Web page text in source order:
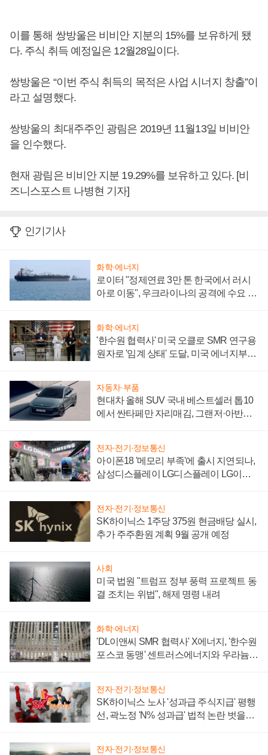
이를 통해 쌍방울은 비비안 지분의 15%를 보유하게 됐
다. 주식 취득 예정일은 12월28일이다.
쌍방울은 “이번 주식 취득의 목적은 사업 시너지 창출”이
라고 설명했다.
쌍방울의 최대주주인 광림은 2019년 11월13일 비비안
을 인수했다.
현재 광림은 비비안 지분 19.29%를 보유하고 있다. [비
즈니스포스트 나병현 기자]
인기기사
화학·에너지
로이터 "정제연료 3만 톤 한국에서 러시
아로 이동", 우크라이나의 공격에 수요 늘
화학·에너지
'한수원 협력사' 미국 오클로 SMR 연구용
원자로 '임계 상태' 도달, 미국 에너지부
자동차·부품
현대차 올해 SUV 국내 베스트셀러 톱10
에서 싼타페만 자리매김, 그랜저·아반떼
전자·전기·정보통신
아이폰18 '메모리 부족'에 출시 지연되나,
삼성디스플레이 LG디스플레이 LG이노
전자·전기·정보통신
SK하이닉스 1주당 375원 현금배당 실시,
추가 주주환원 계획 9월 공개 예정
사회
미국 법원 "트럼프 정부 풍력 프로젝트 동
결 조치는 위법", 해제 명령 내려
화학·에너지
'DL이앤씨 SMR 협력사' X에너지, '한수원
포스코 동맹' 센트러스에너지와 우라늄
전자·전기·정보통신
SK하이닉스 노사 '성과급 주식지급' 평행
선, 곽노정 'N% 성과급' 법적 논란 벗을지
전자·전기·정보통신